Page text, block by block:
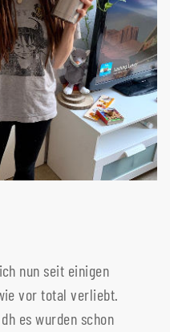
nun seit einigen
vor total verliebt.
es wurden schon